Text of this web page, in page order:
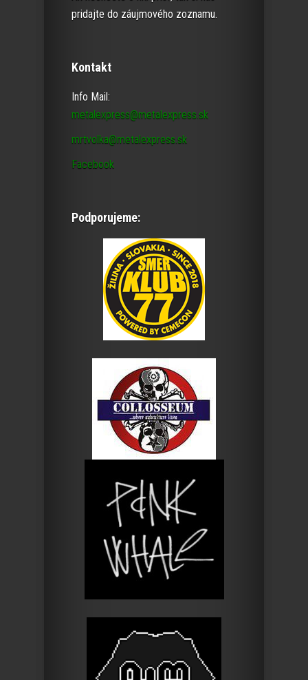
pridajte do záujmového zoznamu.
Kontakt
Info Mail:
metalexpress@metalexpress.sk
mrtvolka@metalexpress.sk
Facebook
Podporujeme: